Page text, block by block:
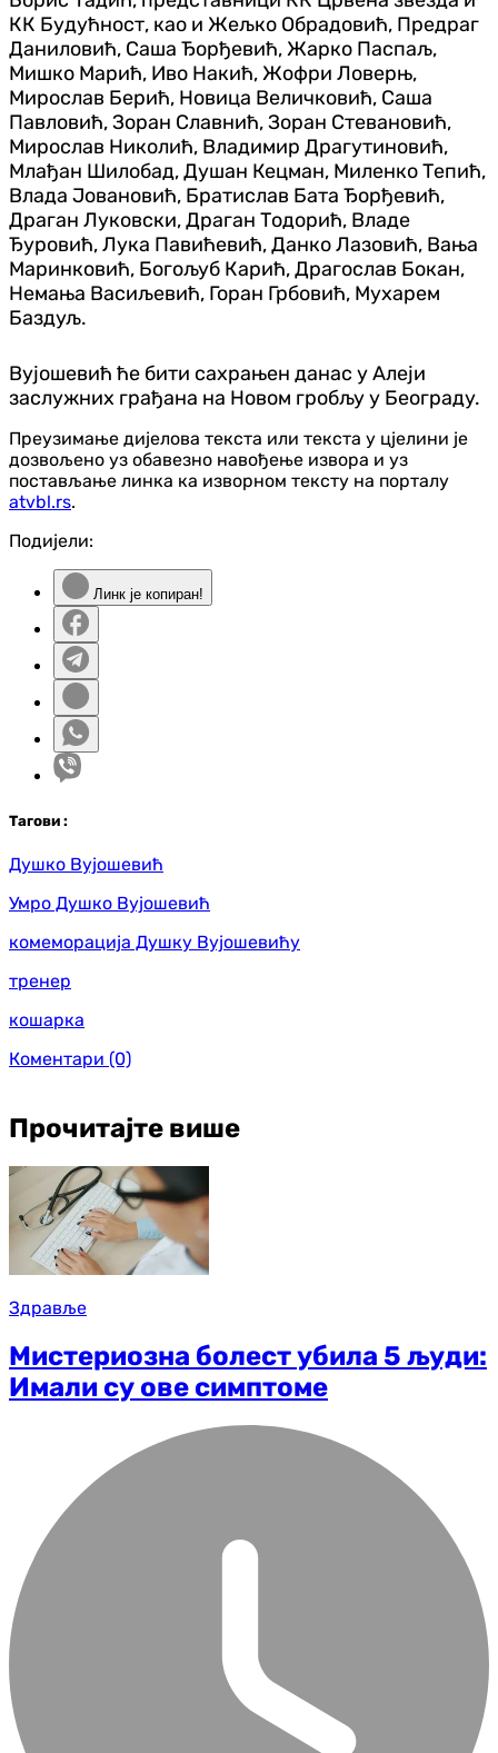
КК Будућност, као и Жељко Обрадовић, Предраг
Даниловић, Саша Ђорђевић, Жарко Паспаљ,
Мишко Марић, Иво Накић, Жофри Ловерњ,
Мирослав Берић, Новица Величковић, Саша
Павловић, Зоран Славнић, Зоран Стевановић,
Мирослав Николић, Владимир Драгутиновић,
Млађан Шилобад, Душан Кецман, Миленко Тепић,
Влада Јовановић, Братислав Бата Ђорђевић,
Драган Луковски, Драган Тодорић, Владе
Ђуровић, Лука Павићевић, Данко Лазовић, Вања
Маринковић, Богољуб Карић, Драгослав Бокан,
Немања Васиљевић, Горан Грбовић, Мухарем
Баздуљ.
Вујошевић ће бити сахрањен данас у Алеји
заслужних грађана на Новом гробљу у Београду.
Преузимање дијелова текста или текста у цјелини је
дозвољено уз обавезно навођење извора и уз
постављање линка ка изворном тексту на порталу
atvbl.rs.
Подијели:
Линк је копиран!
Тагови :
Душко Вујошевић
Умро Душко Вујошевић
комеморација Душку Вујошевићу
тренер
кошарка
Коментари (0)
Прочитајте више
Здравље
Мистериозна болест убила 5 људи:
Имали су ове симптоме